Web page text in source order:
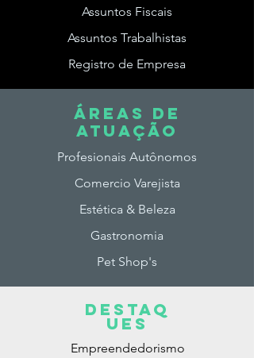
Assuntos Fiscais
Assuntos Trabalhistas
Registro de Empresa
ÁREAS DE
ATUAção
Profesionais Autônomos
Comercio Varejista
Estética & Beleza
Gastronomia
Pet Shop's
DESTAq
ues
Empreendedorismo